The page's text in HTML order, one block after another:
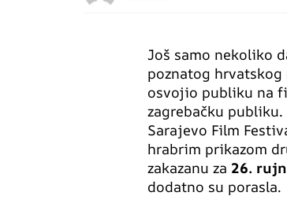
Još samo nekoliko
poznatog hrvatskog
osvojio publiku na
zagrebačku
Sarajevo Film
hrabrim prikazom
zakazanu za 26.
dodatno su porasla.